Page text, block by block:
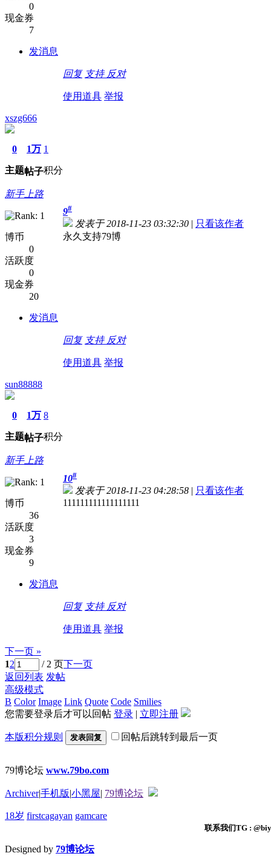
0
现金券
7
发消息
回复 支持 反对
使用道具 举报
xszg666
0
主题
1万
帖子
1
积分
新手上路
博币
0
活跃度
0
现金券
20
发消息
9#
发表于 2018-11-23 03:32:30 | 只看该作者
永久支持79博
回复 支持 反对
使用道具 举报
sun88888
0
主题
1万
帖子
8
积分
新手上路
博币
36
活跃度
3
现金券
9
发消息
10#
发表于 2018-11-23 04:28:58 | 只看该作者
111111111111111111
回复 支持 反对
使用道具 举报
下一页 »
12 / 2 页下一页
返回列表 发帖
高级模式
B Color Image Link Quote Code Smilies
您需要登录后才可以回帖 登录 | 立即注册
本版积分规则 发表回复 回帖后跳转到最后一页
79博论坛 www.79bo.com
Archiver|手机版|小黑屋| 79博论坛
18岁 firstcagayan gamcare
联系我们TG :
Designed by 79博论坛